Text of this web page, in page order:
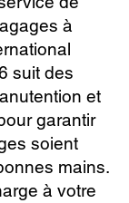
à
suit des
et
garantir
soient
mains.
à votre